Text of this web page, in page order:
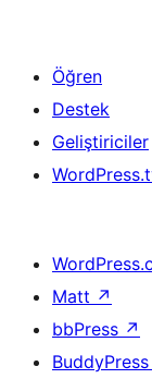
Öğren
Destek
Geliştiriciler
Matt ↗
bbPress ↗
BuddyPress